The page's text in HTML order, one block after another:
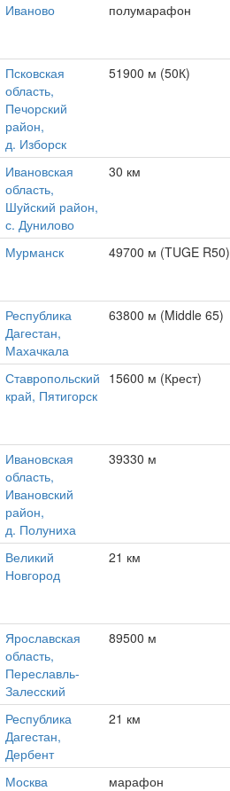
Иваново полумарафон
Псковская
область,
Печорский
район,
д. Изборск
51900 м (50К)
Ивановская
область,
Шуйский район,
с. Дунилово
30 км
Мурманск 49700 м (TUGE R50)
Республика
Дагестан,
Махачкала
63800 м (Middle 65)
Ставропольский
край, Пятигорск
15600 м (Крест)
Ивановская
область,
Ивановский
район,
д. Полуниха
39330 м
Великий
Новгород
21 км
Ярославская
область,
Переславль-
Залесский
89500 м
Республика
Дагестан,
Дербент
21 км
Москва марафон